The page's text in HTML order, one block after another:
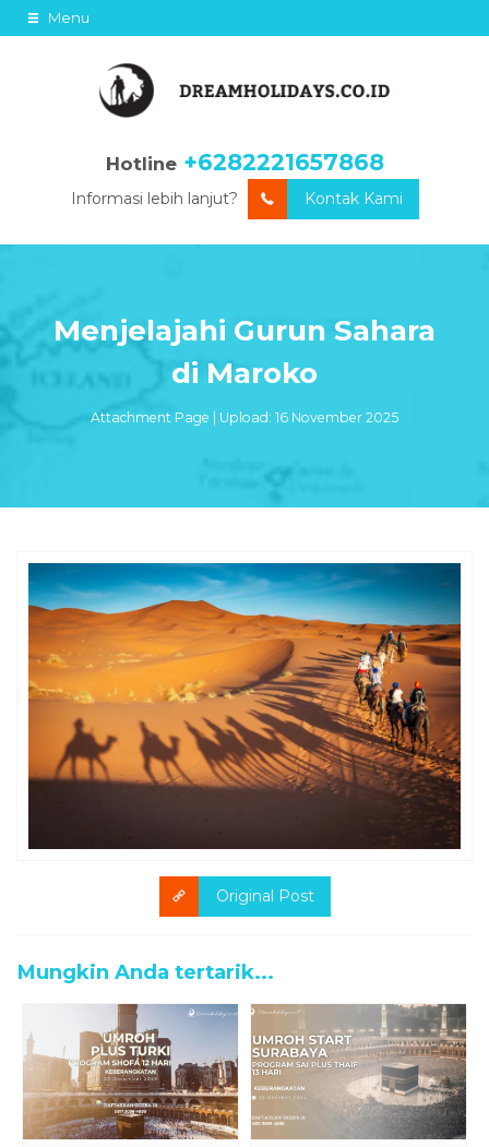
Menu
Hotline +6282221657868
Informasi lebih lanjut? Kontak Kami
Menjelajahi Gurun Sahara
di Maroko
Attachment Page | Upload: 16 November 2025
Original Post
Mungkin Anda tertarik...